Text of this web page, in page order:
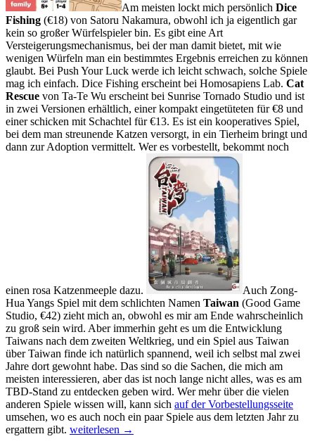
Am meisten lockt mich persönlich Dice
Fishing (€18) von Satoru Nakamura, obwohl ich ja eigentlich gar
kein so großer Würfelspieler bin. Es gibt eine Art
Versteigerungsmechanismus, bei der man damit bietet, mit wie
wenigen Würfeln man ein bestimmtes Ergebnis erreichen zu können
glaubt. Bei Push Your Luck werde ich leicht schwach, solche Spiele
mag ich einfach. Dice Fishing erscheint bei Homosapiens Lab. Cat
Rescue von Ta-Te Wu erscheint bei Sunrise Tornado Studio und ist
in zwei Versionen erhältlich, einer kompakt eingetüteten für €8 und
einer schicken mit Schachtel für €13. Es ist ein kooperatives Spiel,
bei dem man streunende Katzen versorgt, in ein Tierheim bringt und
dann zur Adoption vermittelt. Wer es vorbestellt, bekommt noch
einen rosa Katzenmeeple dazu.
Auch Zong-
Hua Yangs Spiel mit dem schlichten Namen Taiwan (Good Game
Studio, €42) zieht mich an, obwohl es mir am Ende wahrscheinlich
zu groß sein wird. Aber immerhin geht es um die Entwicklung
Taiwans nach dem zweiten Weltkrieg, und ein Spiel aus Taiwan
über Taiwan finde ich natürlich spannend, weil ich selbst mal zwei
Jahre dort gewohnt habe. Das sind so die Sachen, die mich am
meisten interessieren, aber das ist noch lange nicht alles, was es am
TBD-Stand zu entdecken geben wird. Wer mehr über die vielen
anderen Spiele wissen will, kann sich auf der Vorbestellungsseite
umsehen, wo es auch noch ein paar Spiele aus dem letzten Jahr zu
ergattern gibt. Drei
weiterlesen →